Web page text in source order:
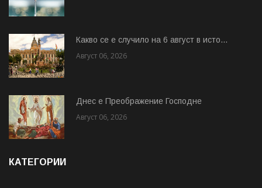
Какво се е случило на 6 август в исто...
Август 06, 2026
Днес е Преображение Господне
Август 06, 2026
КАТЕГОРИИ